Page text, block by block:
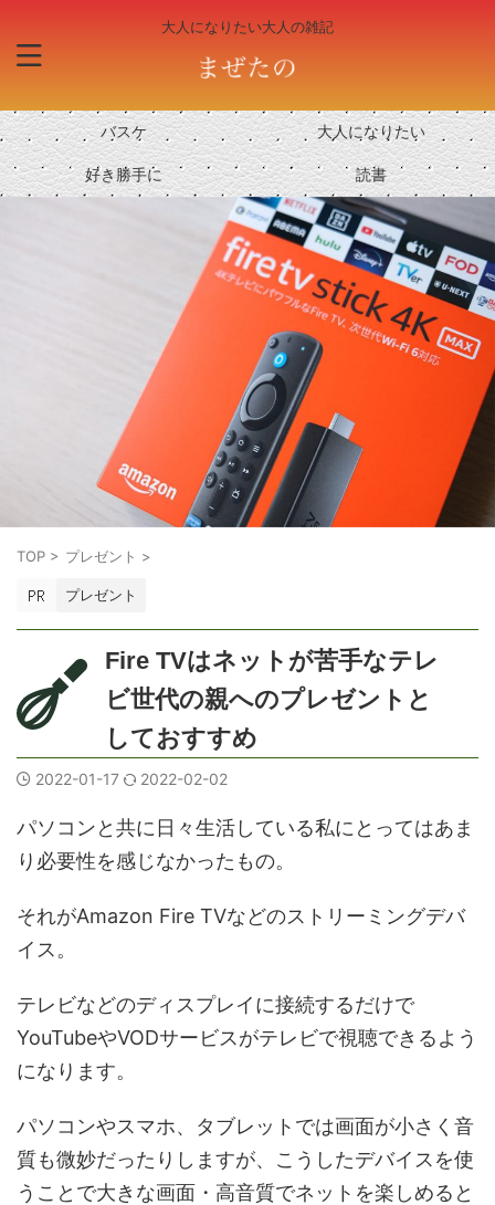
大人になりたい大人の雑記
バスケ 大人になりたい
好き勝手に 読書
TOP > プレゼント >
プレゼント
Fire TVはネットが苦手なテレ
ビ世代の親へのプレゼントと
しておすすめ
2022-01-17 2022-02-02
パソコンと共に日々生活している私にとってはあま
り必要性を感じなかったもの。
それがAmazon Fire TVなどのストリーミングデバ
イス 。
テレビなどのディスプレイに接続するだけで
YouTubeやVODサービスがテレビで視聴できるよう
になります。
パソコンやスマホ、タブレットでは画面が小さく音
質も微妙だったりしますが、こうしたデバイスを使
うことで大きな画面・高音質でネットを楽しめると